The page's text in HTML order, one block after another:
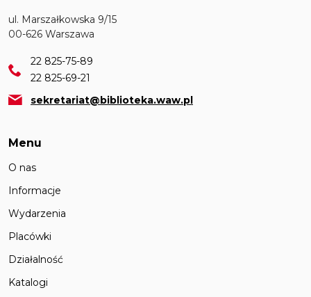
ul. Marszałkowska 9/15
00-626 Warszawa
22 825-75-89
22 825-69-21
sekretariat@biblioteka.waw.pl
Menu
O nas
Informacje
Wydarzenia
Placówki
Działalność
Katalogi